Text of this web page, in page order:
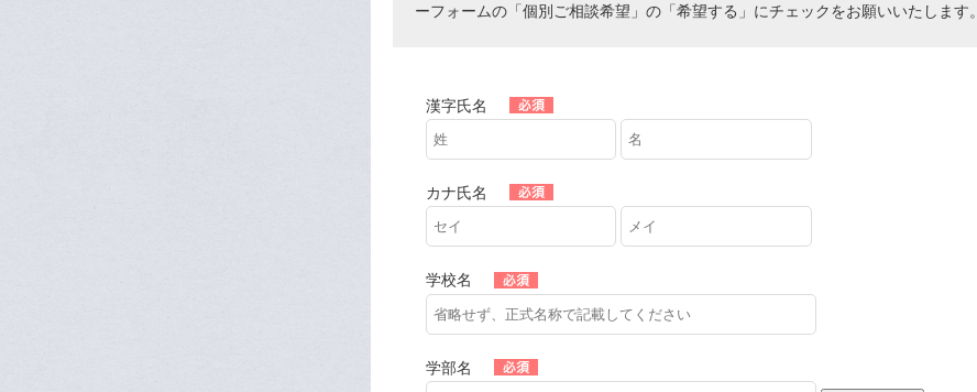
ーフォームの「個別ご相談希望」の「希望する」にチェックをお願いいたします。
漢字氏名
カナ氏名
学校名
学部名